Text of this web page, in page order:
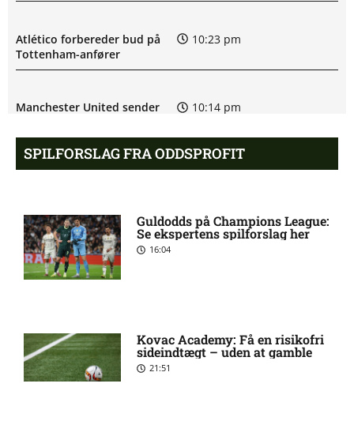
Atlético forbereder bud på
Tottenham-anfører
10:23 pm
Manchester United sender
10:14 pm
Chelsea sælger Chalobah til
Como
10:06 pm
Salah lander i Tyrkiet til
SPILFORSLAG FRA ODDSPROFIT
Guldodds på Champions League:
Se ekspertens spilforslag her
16:04
Kovac Academy: Få en risikofri
sideindtægt – uden at gamble
21:51